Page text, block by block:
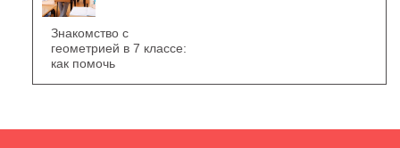
Знакомство с
геометрией в 7 классе:
как помочь